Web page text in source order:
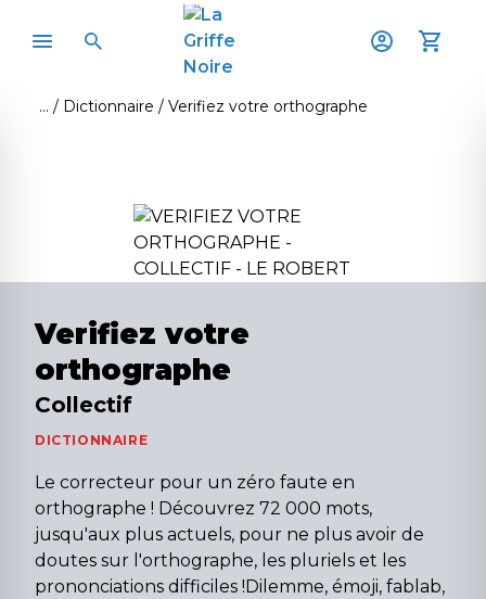
Dictionnaire Verifiez votre orthographe
Verifiez votre
orthographe
Collectif
DICTIONNAIRE
Le correcteur pour un zéro faute en
orthographe ! Découvrez 72 000 mots,
jusqu'aux plus actuels, pour ne plus avoir de
doutes sur l'orthographe, les pluriels et les
prononciations difficiles !Dilemme, émoji, fablab,